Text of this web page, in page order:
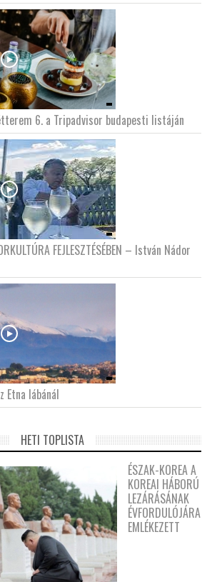
6. a Tripadvisor budapesti listáján
FEJLESZTÉSÉBEN – István Nádor
Etna lábánál
HETI TOPLISTA
ÉSZAK-KOREA A
KOREAI HÁBORÚ
LEZÁRÁSÁNAK
ÉVFORDULÓJÁRA
EMLÉKEZETT